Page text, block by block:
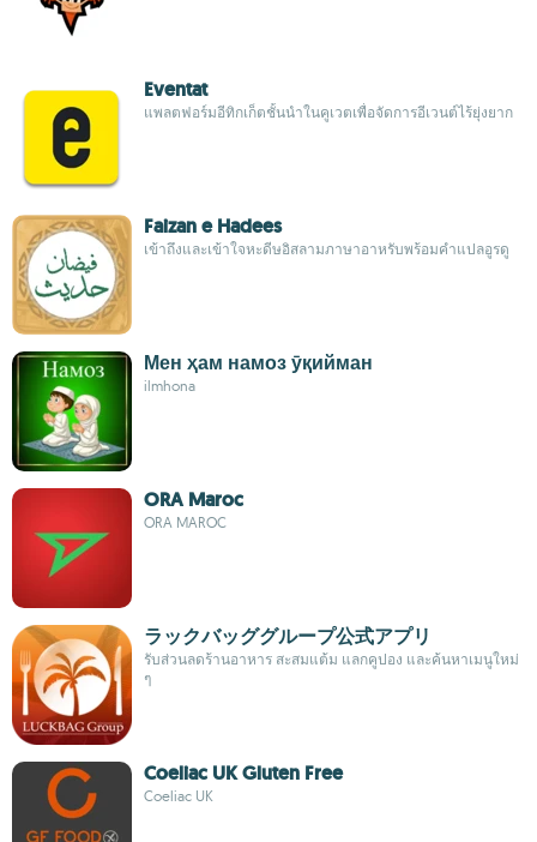
Eventat
แพลตฟอร์มอีทิกเก็ตชั้นนำในคูเวตเพื่อจัดการอีเวนต์ไร้ยุ่งยาก
Faizan e Hadees
เข้าถึงและเข้าใจหะดีษอิสลามภาษาอาหรับพร้อมคำแปลอูรดู
Мен ҳам намоз ӯқийман
ilmhona
ORA Maroc
ORA MAROC
ラックバッググループ公式アプリ
รับส่วนลดร้านอาหาร สะสมแต้ม แลกคูปอง และค้นหาเมนูใหม่
ๆ
Coeliac UK Gluten Free
Coeliac UK